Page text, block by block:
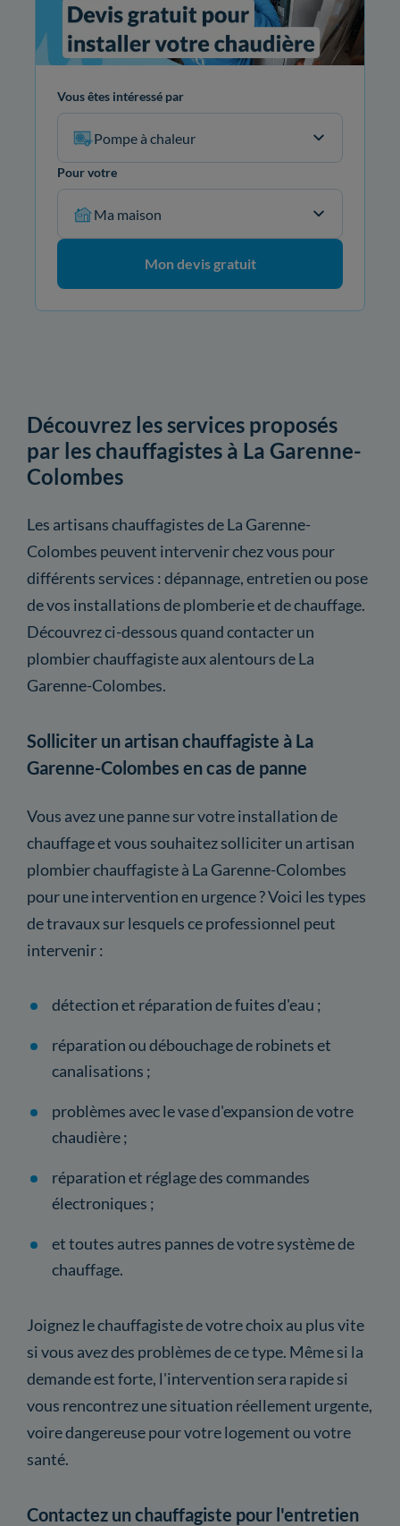
Vous êtes intéressé par
Pompe à chaleur
Pour votre
Ma maison
Mon devis gratuit
Découvrez les services proposés
par les chauffagistes à La Garenne-
Colombes
Les artisans chauffagistes de La Garenne-
Colombes peuvent intervenir chez vous pour
différents services : dépannage, entretien ou pose
de vos installations de plomberie et de chauffage.
Découvrez ci-dessous quand contacter un
plombier chauffagiste aux alentours de La
Garenne-Colombes.
Solliciter un artisan chauffagiste à La
Garenne-Colombes en cas de panne
Vous avez une panne sur votre installation de
chauffage et vous souhaitez solliciter un artisan
plombier chauffagiste à La Garenne-Colombes
pour une intervention en urgence ? Voici les types
de travaux sur lesquels ce professionnel peut
intervenir :
détection et réparation de fuites d'eau ;
réparation ou débouchage de robinets et
canalisations ;
problèmes avec le vase d'expansion de votre
chaudière ;
réparation et réglage des commandes
électroniques ;
et toutes autres pannes de votre système de
chauffage.
Joignez le chauffagiste de votre choix au plus vite
si vous avez des problèmes de ce type. Même si la
demande est forte, l'intervention sera rapide si
vous rencontrez une situation réellement urgente,
voire dangereuse pour votre logement ou votre
santé.
Contactez un chauffagiste pour l'entretien